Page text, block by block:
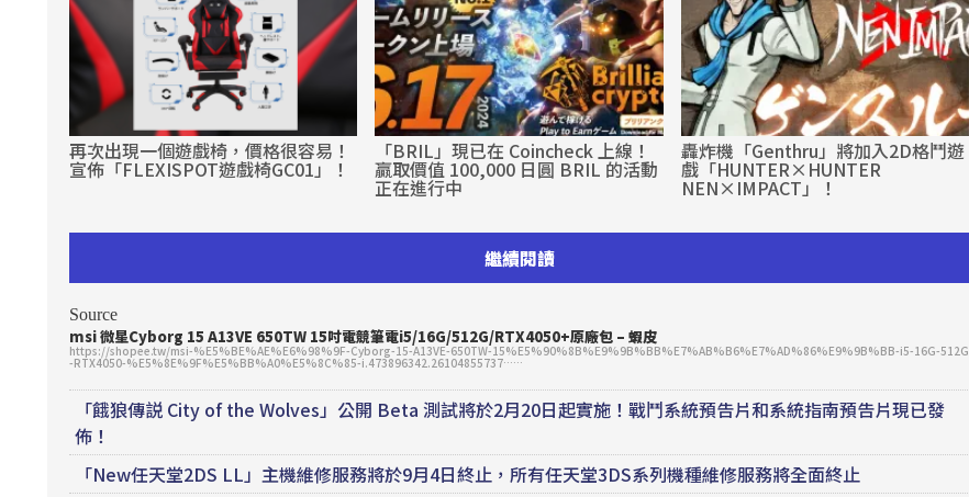
再次出現一個遊戲椅，價格很容易！
宣佈「FLEXISPOT遊戲椅GC01」！
「BRIL」現已在 Coincheck 上線！
贏取價值 100,000 日圓 BRIL 的活動
正在進行中
轟炸機「Genthru」將加入2D格鬥遊
戲「HUNTER×HUNTER
NEN×IMPACT」！
繼續閱讀
Source
msi 微星Cyborg 15 A13VE 650TW 15吋電競筆電i5/16G/512G/RTX4050+原廠包 – 蝦皮
https://shopee.tw/msi-%E5%BE%AE%E6%98%9F-Cyborg-15-A13VE-650TW-15%E5%90%8B%E9%9B%BB%E7%AB%B6%E7%AD%86%E9%9B%BB-i5-16G-512G
-RTX4050-%E5%8E%9F%E5%BB%A0%E5%8C%85-i.473896342.26104855737……
「餓狼傳説 City of the Wolves」公開 Beta 測試將於2月20日起實施！戰鬥系統預告片和系統指南預告片現已發
佈！
「New任天堂2DS LL」主機維修服務將於9月4日終止，所有任天堂3DS系列機種維修服務將全面終止